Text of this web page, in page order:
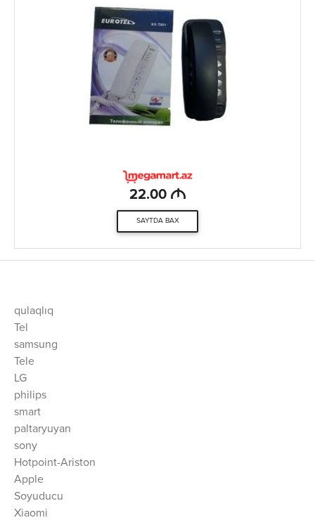
22.00 M
SAYTDA BAX
qulaqlıq
Tel
samsung
Tele
LG
philips
smart
paltaryuyan
sony
Hotpoint-Ariston
Apple
Soyuducu
Xiaomi